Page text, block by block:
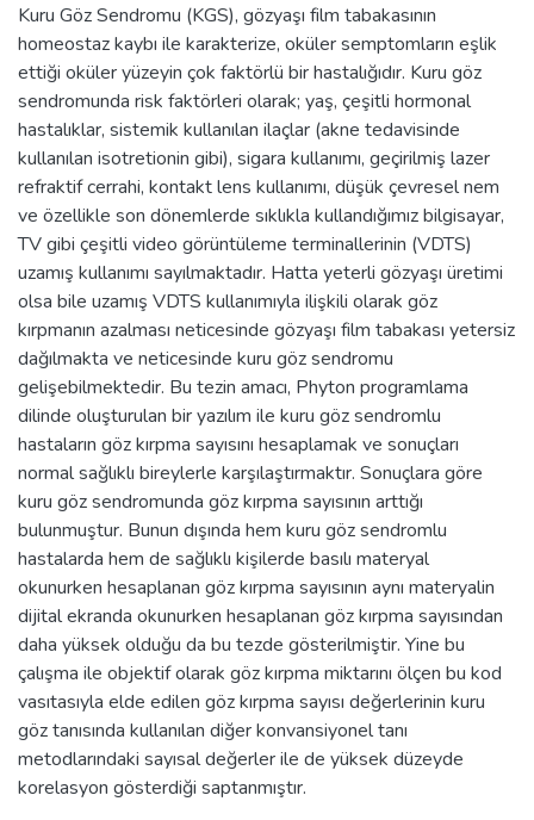
Kuru Göz Sendromu (KGS), gözyaşı film tabakasının
homeostaz kaybı ile karakterize, oküler semptomların eşlik
ettiği oküler yüzeyin çok faktörlü bir hastalığıdır. Kuru göz
sendromunda risk faktörleri olarak; yaş, çeşitli hormonal
hastalıklar, sistemik kullanılan ilaçlar (akne tedavisinde
kullanılan isotretionin gibi), sigara kullanımı, geçirilmiş lazer
refraktif cerrahi, kontakt lens kullanımı, düşük çevresel nem
ve özellikle son dönemlerde sıklıkla kullandığımız bilgisayar,
TV gibi çeşitli video görüntüleme terminallerinin (VDTS)
uzamış kullanımı sayılmaktadır. Hatta yeterli gözyaşı üretimi
olsa bile uzamış VDTS kullanımıyla ilişkili olarak göz
kırpmanın azalması neticesinde gözyaşı film tabakası yetersiz
dağılmakta ve neticesinde kuru göz sendromu
gelişebilmektedir. Bu tezin amacı, Phyton programlama
dilinde oluşturulan bir yazılım ile kuru göz sendromlu
hastaların göz kırpma sayısını hesaplamak ve sonuçları
normal sağlıklı bireylerle karşılaştırmaktır. Sonuçlara göre
kuru göz sendromunda göz kırpma sayısının arttığı
bulunmuştur. Bunun dışında hem kuru göz sendromlu
hastalarda hem de sağlıklı kişilerde basılı materyal
okunurken hesaplanan göz kırpma sayısının aynı materyalin
dijital ekranda okunurken hesaplanan göz kırpma sayısından
daha yüksek olduğu da bu tezde gösterilmiştir. Yine bu
çalışma ile objektif olarak göz kırpma miktarını ölçen bu kod
vasıtasıyla elde edilen göz kırpma sayısı değerlerinin kuru
göz tanısında kullanılan diğer konvansiyonel tanı
metodlarındaki sayısal değerler ile de yüksek düzeyde
korelasyon gösterdiği saptanmıştır.